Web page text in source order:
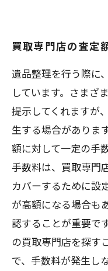
買取専門店の査定
遺品整理を行う際に
しています。さまざ
提示してくれますが
生する場合がありま
額に対して一定の手
手数料は、買取専門
カバーするために設
が高額になる場合も
認することが重要で
の買取専門店を探す
で、手数料が発生し